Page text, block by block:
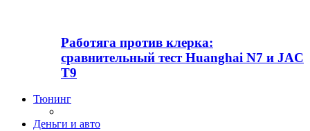
Работяга против клерка:
сравнительный тест Huanghai N7 и JAC
T9
Тюнинг
Деньги и авто